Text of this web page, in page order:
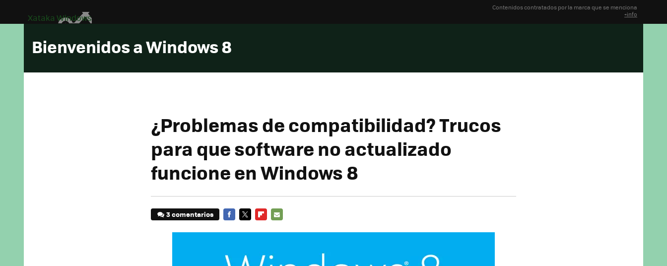
Contenidos contratados por la marca que se menciona
+info
Xataka Windows
Bienvenidos a Windows 8
¿Problemas de compatibilidad? Trucos
para que software no actualizado
funcione en Windows 8
3 comentarios